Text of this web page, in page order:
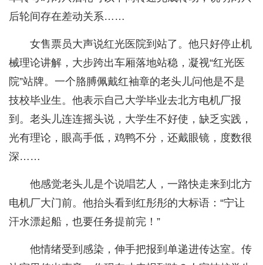
后轮间存在差动关系……
女售票员大声说红光医院到站了。他只好停止机
械理论讲解，大步跨出车厢落地站稳，凝视“红光医
院”站牌。一个胳膊佩戴红袖章的老头儿问他是不是
技校毕业生。他表示自己大学毕业去北方电机厂报
到。老头儿连连摇头说，大学生不好使，缺乏实践，
光有理论，眼高手低，鸡鸭不分，还戴眼镜，度数很
深……
他感觉老头儿是个说唱艺人，一路快走来到北方
电机厂大门前。他抬头看到红彤彤的大标语：“宁让
汗水漂起船，也要任务提前完！”
他情绪受到感染，伸手把报到单递进传达室。传